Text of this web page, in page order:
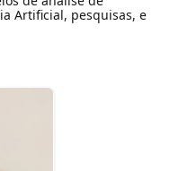
Artificial, pesquisas, e